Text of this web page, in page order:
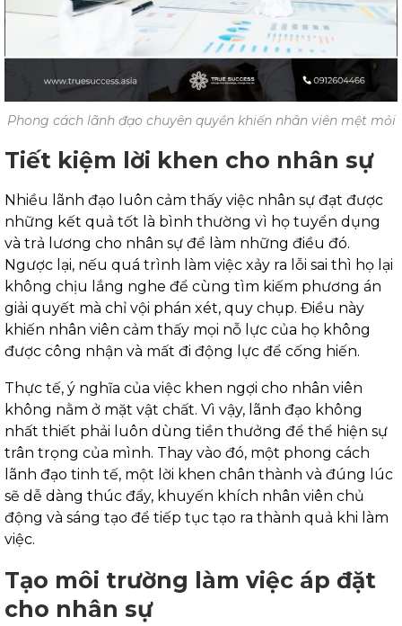
Phong cách lãnh đạo chuyên quyền khiến nhân viên mệt mỏi
Tiết kiệm lời khen cho nhân sự
Nhiều lãnh đạo luôn cảm thấy việc nhân sự đạt được
những kết quả tốt là bình thường vì họ tuyển dụng
và trả lương cho nhân sự để làm những điều đó.
Ngược lại, nếu quá trình làm việc xảy ra lỗi sai thì họ lại
không chịu lắng nghe để cùng tìm kiếm phương án
giải quyết mà chỉ vội phán xét, quy chụp. Điều này
khiến nhân viên cảm thấy mọi nỗ lực của họ không
được công nhận và mất đi động lực để cống hiến.
Thực tế, ý nghĩa của việc khen ngợi cho nhân viên
không nằm ở mặt vật chất. Vì vậy, lãnh đạo không
nhất thiết phải luôn dùng tiền thưởng để thể hiện sự
trân trọng của mình. Thay vào đó, một phong cách
lãnh đạo tinh tế, một lời khen chân thành và đúng lúc
sẽ dễ dàng thúc đẩy, khuyến khích nhân viên chủ
động và sáng tạo để tiếp tục tạo ra thành quả khi làm
việc.
Tạo môi trường làm việc áp đặt
cho nhân sự